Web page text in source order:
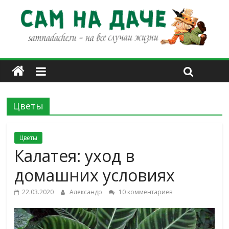
Цветы
Цветы
Калатея: уход в
домашних условиях
22.03.2020 Александр 10 комментариев